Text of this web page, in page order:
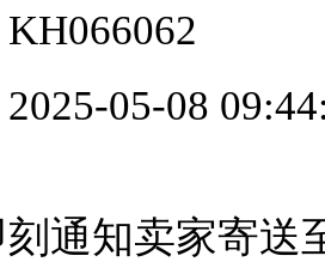
KH066062
2025-05-08
通知卖家寄送